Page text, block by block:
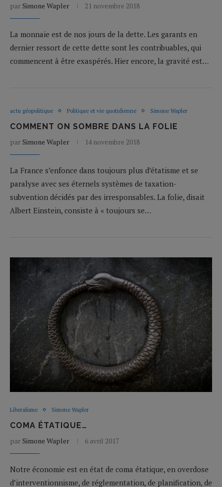
par Simone Wapler 21 novembre 2018
La monnaie est de nos jours de la dette. Les garants en
dernier ressort de cette dette sont les contribuables, qui
commencent à être exaspérés. Hier encore, la gravité est…
actu géopolitique Politique et vie quotidienne Simone Wapler
COMMENT ON SOMBRE DANS LA FOLIE
par Simone Wapler 14 novembre 2018
La France s’enfonce dans toujours plus d’étatisme et se
paralyse avec ses éternels systèmes de taxation-
subvention décidés par des irresponsables. La folie, disait
Albert Einstein, consiste à « toujours se…
Liberalisme Simone Wapler
COMA ÉTATIQUE…
par Simone Wapler 6 avril 2017
Notre économie est en état de coma étatique, en overdose
d’interventionnisme, de réglementation, de planification, de